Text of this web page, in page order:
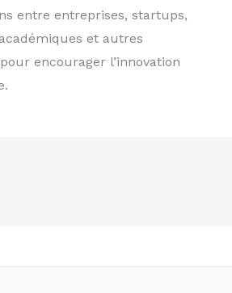
entre entreprises, startups,
et autres
encourager l’innovation